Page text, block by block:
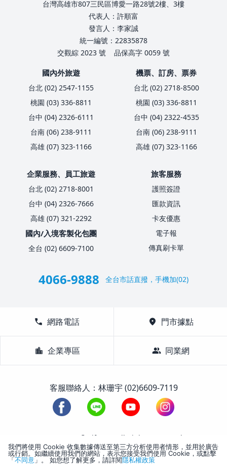
台灣高雄市807三民區博愛一路28號2樓、3樓
代表人：許順富
發言人：李家誠
統一編號：22835878
交觀綜 2023 號
品保高字 0059 號
國內外旅遊
台北 (02) 2547-1155
桃園 (03) 336-8811
台中 (04) 2326-6111
台南 (06) 238-9111
高雄 (07) 323-1166
機票、訂房、票券
台北 (02) 2718-8500
桃園 (03) 336-8811
台中 (04) 2322-4535
台南 (06) 238-9111
高雄 (07) 323-1166
企業服務、員工旅遊
台北 (02) 2718-8001
台中 (04) 2326-7666
高雄 (07) 321-2292
國內/入境客製化包團
全台 (02) 6609-7100
旅客服務
護照簽證
匯款資訊
卡友優惠
電子報
傳真刷卡單
4066-9888 全台市話直撥，手機加(02)
call 網路電話 location_on 門市據點
location_city 企業專區 group 同業網
客服聯絡人：林珊宇 (02)6609-7119
1988-2026 © Lifetour All Rights Reserved.
我們將使用 Cookie 收集數據傳送至第三方分析使用者情形，並用於廣告
或行銷。如繼續使用我們的網站，表示您接受我們使用 Cookie，或點擊
「不同意 」。 如您想了解更多，請詳閱隱私權政策